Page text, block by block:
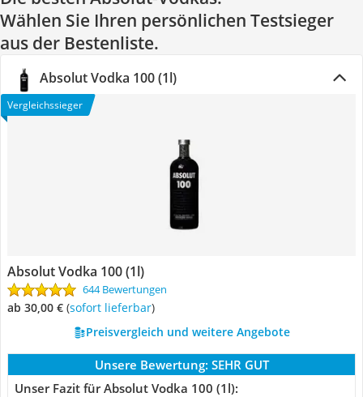
Wählen Sie Ihren persönlichen Testsieger
aus der Bestenliste.
Absolut Vodka 100 (1l)
Vergleichssieger
Absolut Vodka 100 (1l)
644 Bewertungen
ab 30,00 € ( Sofort lieferbar)
Preisvergleich und weitere Angebote
Unsere Bewertung: SEHR GUT
Unser Fazit für Absolut Vodka 100 (1l):